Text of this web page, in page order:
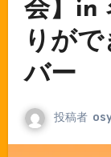
会】in
りが
バー
投稿者